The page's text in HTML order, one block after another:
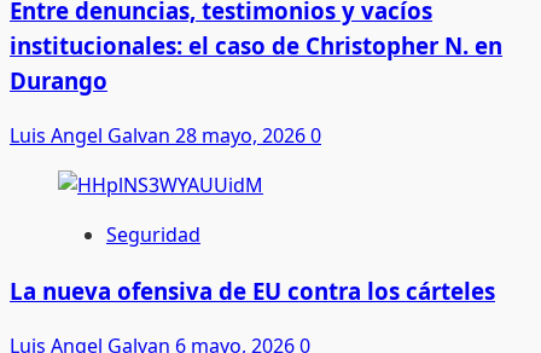
Entre denuncias, testimonios y vacíos
institucionales: el caso de Christopher N. en
Durango
Luis Angel Galvan 28 mayo, 20260
Seguridad
La nueva ofensiva de EU contra los cárteles
Luis Angel Galvan 6 mayo, 20260